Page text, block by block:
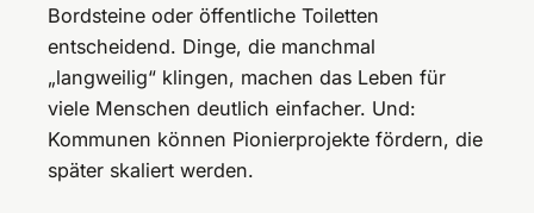
Bordsteine oder öffentliche Toiletten
entscheidend. Dinge, die manchmal
„langweilig“ klingen, machen das Leben für
viele Menschen deutlich einfacher. Und:
Kommunen können Pionierprojekte fördern, die
später skaliert werden.